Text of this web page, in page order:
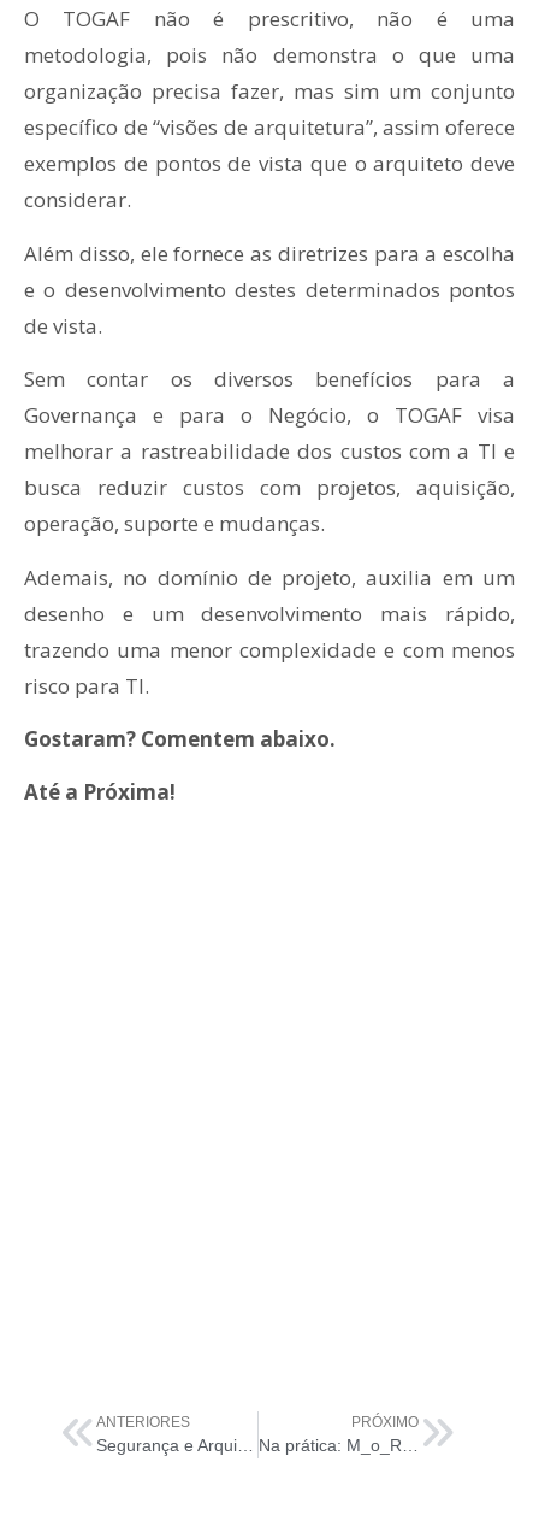
O TOGAF não é prescritivo, não é uma
metodologia, pois não demonstra o que uma
organização precisa fazer, mas sim um conjunto
específico de “visões de arquitetura”, assim oferece
exemplos de pontos de vista que o arquiteto deve
considerar.
Além disso, ele fornece as diretrizes para a escolha
e o desenvolvimento destes determinados pontos
de vista.
Sem contar os diversos benefícios para a
Governança e para o Negócio, o TOGAF visa
melhorar a rastreabilidade dos custos com a TI e
busca reduzir custos com projetos, aquisição,
operação, suporte e mudanças.
Ademais, no domínio de projeto, auxilia em um
desenho e um desenvolvimento mais rápido,
trazendo uma menor complexidade e com menos
risco para TI.
Gostaram? Comentem abaixo.
Até a Próxima!
ANTERIORES PRÓXIMO